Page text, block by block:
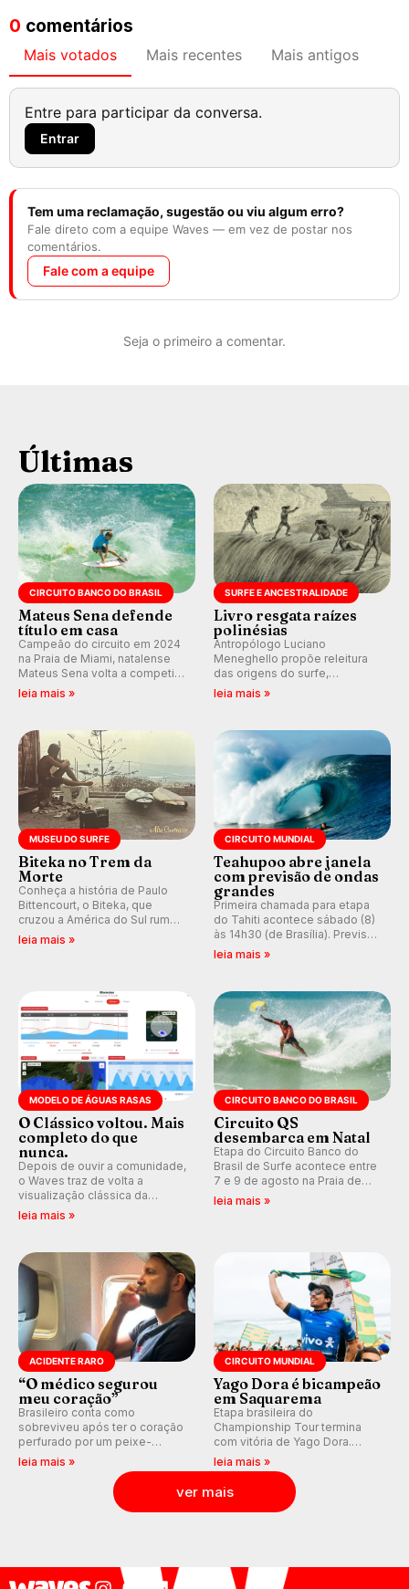
0 comentários
Mais votados Mais recentes Mais antigos
Entre para participar da conversa.
Entrar
Tem uma reclamação, sugestão ou viu algum erro?
Fale direto com a equipe Waves — em vez de postar nos
comentários.
Fale com a equipe
Seja o primeiro a comentar.
Últimas
CIRCUITO BANCO DO BRASIL
Mateus Sena defende
título em casa
Campeão do circuito em 2024
na Praia de Miami, natalense
Mateus Sena volta a competir
em casa em busca de manter a
leia mais »
SURFE E ANCESTRALIDADE
Livro resgata raízes
polinésias
Antropólogo Luciano
Meneghello propõe releitura
das origens do surfe,
resgatando a cultura polinésia
prática em esporte e indústria.
leia mais »
MUSEU DO SURFE
Biteka no Trem da
Morte
Conheça a história de Paulo
Bittencourt, o Biteka, que
cruzou a América do Sul rumo
ao Pacífico em uma jornada
leia mais »
CIRCUITO MUNDIAL
Teahupoo abre janela
com previsão de ondas
grandes
Primeira chamada para etapa
do Tahiti acontece sábado (8)
às 14h30 (de Brasília). Previsão
indica swell consistente.
Kelly Slater convidado.
leia mais »
MODELO DE ÁGUAS RASAS
O Clássico voltou. Mais
completo do que
nunca.
Depois de ouvir a comunidade,
o Waves traz de volta a
visualização clássica da
previsão de águas rasas,
ondas para até 16 dias.
leia mais »
CIRCUITO BANCO DO BRASIL
Circuito QS
desembarca em Natal
Etapa do Circuito Banco do
Brasil de Surfe acontece entre
7 e 9 de agosto na Praia de
Miami (RN), em disputas
leia mais »
ACIDENTE RARO
“O médico segurou
meu coração”
Brasileiro conta como
sobreviveu após ter o coração
perfurado por um peixe-
agulha enquanto surfava na
leia mais »
CIRCUITO MUNDIAL
Yago Dora é bicampeão
em Saquarema
Etapa brasileira do
Championship Tour termina
com vitória de Yago Dora.
Sawyer Lindblad vence entre
as mulheres e Leonardo
Fioravanti assume liderança do
ranking mundial da WSL, na
etapa de Saquarema.
leia mais »
ver mais